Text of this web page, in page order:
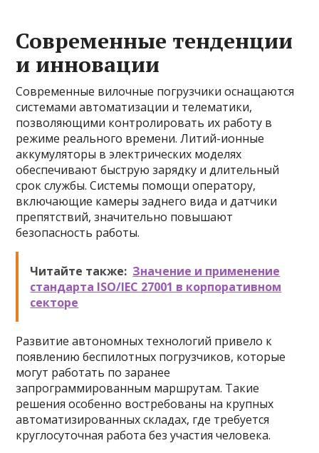
Современные тенденции
и инновации
Современные вилочные погрузчики оснащаются
системами автоматизации и телематики,
позволяющими контролировать их работу в
режиме реального времени. Литий-ионные
аккумуляторы в электрических моделях
обеспечивают быструю зарядку и длительный
срок службы. Системы помощи оператору,
включающие камеры заднего вида и датчики
препятствий, значительно повышают
безопасность работы.
Читайте также: Значение и применение
стандарта ISO/IEC 27001 в корпоративном
секторе
Развитие автономных технологий привело к
появлению беспилотных погрузчиков, которые
могут работать по заранее
запрограммированным маршрутам. Такие
решения особенно востребованы на крупных
автоматизированных складах, где требуется
круглосуточная работа без участия человека.